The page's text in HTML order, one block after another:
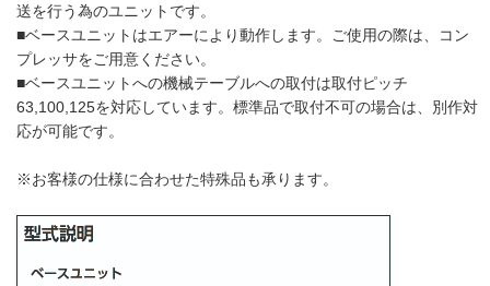
送を行う為のユニットです。
■ベースユニットはエアーにより動作します。ご使用の際は、コン
プレッサをご用意ください。
■ベースユニットへの機械テーブルへの取付は取付ピッチ
63,100,125を対応しています。標準品で取付不可の場合は、別作対
応が可能です。
※お客様の仕様に合わせた特殊品も承ります。